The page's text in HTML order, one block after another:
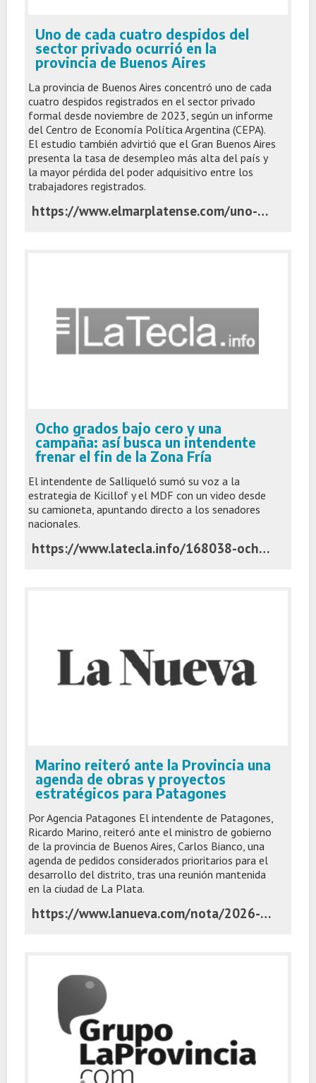
Uno de cada cuatro despidos del
sector privado ocurrió en la
provincia de Buenos Aires
La provincia de Buenos Aires concentró uno de cada
cuatro despidos registrados en el sector privado
formal desde noviembre de 2023, según un informe
del Centro de Economía Política Argentina (CEPA).
El estudio también advirtió que el Gran Buenos Aires
presenta la tasa de desempleo más alta del país y
la mayor pérdida del poder adquisitivo entre los
trabajadores registrados.
https://www.elmarplatense.com/uno-de-cada-cuatro-despidos-del-sector-privado-ocurrio-en-la-provincia-de-buenos-aires
Ocho grados bajo cero y una
campaña: así busca un intendente
frenar el fin de la Zona Fría
El intendente de Salliqueló sumó su voz a la
estrategia de Kicillof y el MDF con un video desde
su camioneta, apuntando directo a los senadores
nacionales.
https://www.latecla.info/168038-ocho-grados-bajo-cero-y-una-campana-asi-busca-succurro-frenar-el-fin-de-la-zona-fria
Marino reiteró ante la Provincia una
agenda de obras y proyectos
estratégicos para Patagones
Por Agencia Patagones El intendente de Patagones,
Ricardo Marino, reiteró ante el ministro de gobierno
de la provincia de Buenos Aires, Carlos Bianco, una
agenda de pedidos considerados prioritarios para el
desarrollo del distrito, tras una reunión mantenida
en la ciudad de La Plata.
https://www.lanueva.com/nota/2026-7-6-10-46-0-marino-reitero-ante-la-provincia-una-agenda-de-obras-y-proyectos-estrategicos-para-patagones